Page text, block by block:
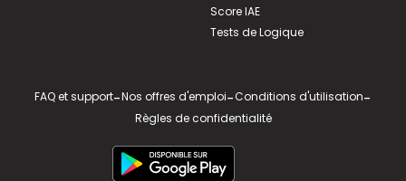
Score IAE
Tests de Logique
FAQ et support-Nos offres d'emploi-Conditions d'utilisation-
Règles de confidentialité